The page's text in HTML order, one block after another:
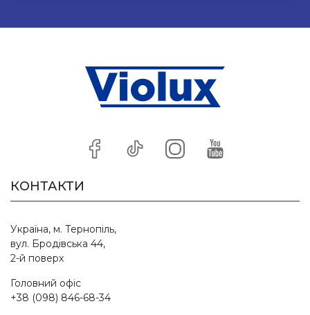
КОНТАКТИ
Україна, м. Тернопіль,
вул. Бродівська 44,
2-й поверх
Головний офіс
+38 (098) 846-68-34